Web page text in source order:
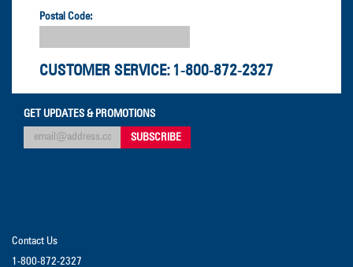
Postal Code:
CUSTOMER SERVICE: 1-800-872-2327
GET UPDATES & PROMOTIONS
Contact Us
1-800-872-2327